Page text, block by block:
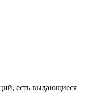
есть выдающиеся